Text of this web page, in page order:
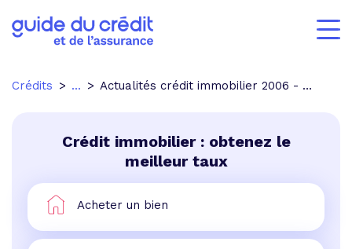
Crédits ... Actualités crédit immobilier 2006 - p.4
Crédit immobilier : obtenez le
meilleur taux
Acheter un bien